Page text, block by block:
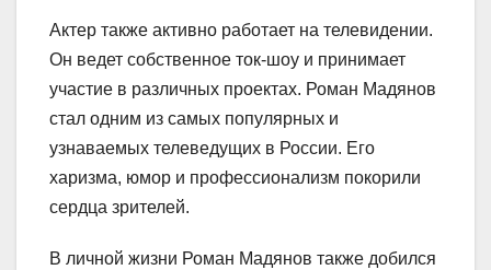
Актер также активно работает на телевидении.
Он ведет собственное ток-шоу и принимает
участие в различных проектах. Роман Мадянов
стал одним из самых популярных и
узнаваемых телеведущих в России. Его
харизма, юмор и профессионализм покорили
сердца зрителей.
В личной жизни Роман Мадянов также добился